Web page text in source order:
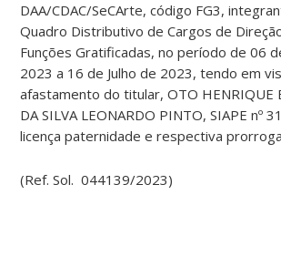
DAA/CDAC/SeCArte, código FG3,
Quadro Distributivo de Cargos de
Funções Gratificadas, no período de 06
2023 a 16 de Julho de 2023, tendo em
afastamento do titular, OTO HENRIQUE
DA SILVA LEONARDO PINTO, SIAPE nº
licença paternidade e respectiva
(Ref. Sol. 044139/2023)